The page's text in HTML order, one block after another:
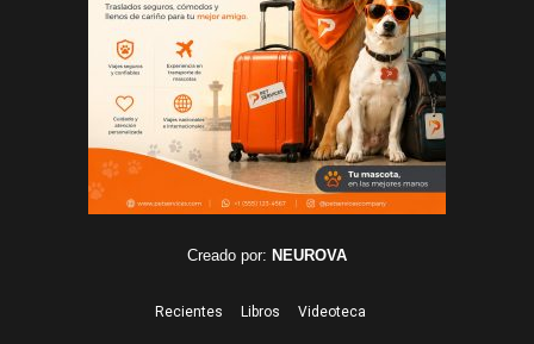
Creado por: NEUROVA
Recientes Libros Videoteca